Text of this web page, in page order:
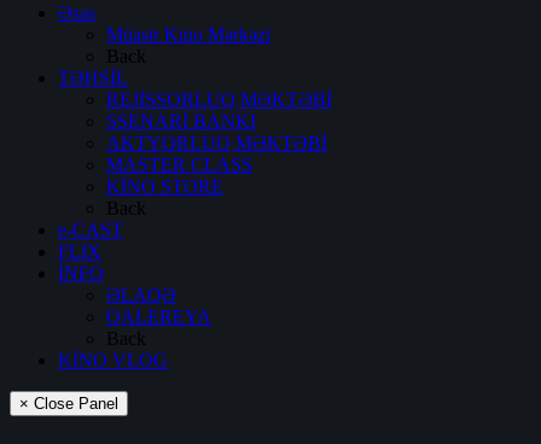
Əsas
Müasir Kino Mərkəzi
Back
TƏHSİL
REJİSSORLUQ MƏKTƏBİ
SSENARİ BANKI
AKTYORLUQ MƏKTƏBİ
MASTER CLASS
KİNO STORE
Back
e-CAST
FLIX
İNFO
ƏLAQƏ
QALEREYA
Back
KİNO VLOG
× Close Panel